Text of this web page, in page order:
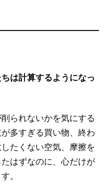
は計算するようになっ
られないかを気にする
多すぎる買い物、終わ
たくない空気、摩擦を
はずなのに、心だけが
。